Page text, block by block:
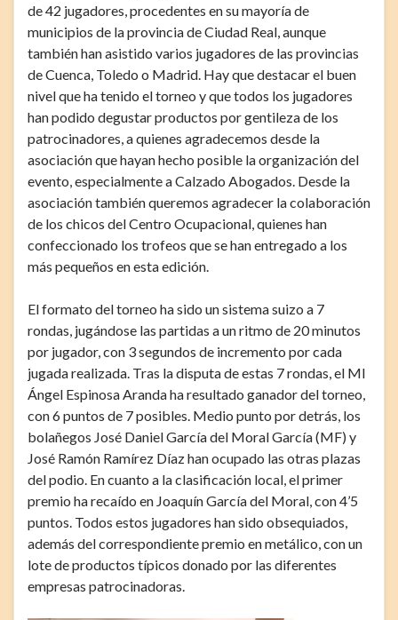
de 42 jugadores, procedentes en su mayoría de
municipios de la provincia de Ciudad Real, aunque
también han asistido varios jugadores de las provincias
de Cuenca, Toledo o Madrid. Hay que destacar el buen
nivel que ha tenido el torneo y que todos los jugadores
han podido degustar productos por gentileza de los
patrocinadores, a quienes agradecemos desde la
asociación que hayan hecho posible la organización del
evento, especialmente a Calzado Abogados. Desde la
asociación también queremos agradecer la colaboración
de los chicos del Centro Ocupacional, quienes han
confeccionado los trofeos que se han entregado a los
más pequeños en esta edición.
El formato del torneo ha sido un sistema suizo a 7
rondas, jugándose las partidas a un ritmo de 20 minutos
por jugador, con 3 segundos de incremento por cada
jugada realizada. Tras la disputa de estas 7 rondas, el MI
Ángel Espinosa Aranda ha resultado ganador del torneo,
con 6 puntos de 7 posibles. Medio punto por detrás, los
bolañegos José Daniel García del Moral García (MF) y
José Ramón Ramírez Díaz han ocupado las otras plazas
del podio. En cuanto a la clasificación local, el primer
premio ha recaído en Joaquín García del Moral, con 4’5
puntos. Todos estos jugadores han sido obsequiados,
además del correspondiente premio en metálico, con un
lote de productos típicos donado por las diferentes
empresas patrocinadoras.